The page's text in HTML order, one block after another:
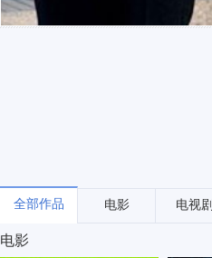
全部作品 电影 电视剧
电影